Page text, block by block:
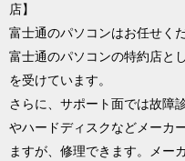
店】
富士通のパソコンはお任せくだ
富士通のパソコンの特約店と
を受けています。
さらに、サポート面では故障
やハードディスクなどメーカ
ますが、修理できます。メー